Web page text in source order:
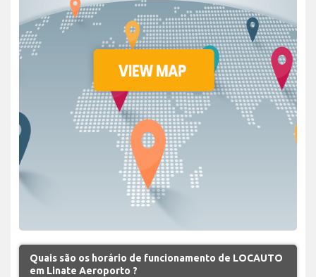
Quais são os horário de funcionamento de LOCAUTO
em Linate Aeroporto ?